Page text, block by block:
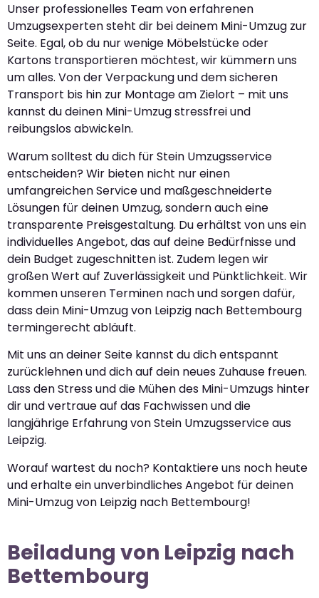
Unser professionelles Team von erfahrenen
Umzugsexperten steht dir bei deinem Mini-Umzug zur
Seite. Egal, ob du nur wenige Möbelstücke oder
Kartons transportieren möchtest, wir kümmern uns
um alles. Von der Verpackung und dem sicheren
Transport bis hin zur Montage am Zielort – mit uns
kannst du deinen Mini-Umzug stressfrei und
reibungslos abwickeln.
Warum solltest du dich für Stein Umzugsservice
entscheiden? Wir bieten nicht nur einen
umfangreichen Service und maßgeschneiderte
Lösungen für deinen Umzug, sondern auch eine
transparente Preisgestaltung. Du erhältst von uns ein
individuelles Angebot, das auf deine Bedürfnisse und
dein Budget zugeschnitten ist. Zudem legen wir
großen Wert auf Zuverlässigkeit und Pünktlichkeit. Wir
kommen unseren Terminen nach und sorgen dafür,
dass dein Mini-Umzug von Leipzig nach Bettembourg
termingerecht abläuft.
Mit uns an deiner Seite kannst du dich entspannt
zurücklehnen und dich auf dein neues Zuhause freuen.
Lass den Stress und die Mühen des Mini-Umzugs hinter
dir und vertraue auf das Fachwissen und die
langjährige Erfahrung von Stein Umzugsservice aus
Leipzig.
Worauf wartest du noch? Kontaktiere uns noch heute
und erhalte ein unverbindliches Angebot für deinen
Mini-Umzug von Leipzig nach Bettembourg!
Beiladung von Leipzig nach
Bettembourg